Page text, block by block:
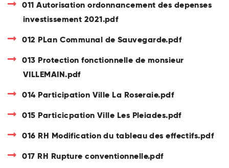
011 Autorisation ordonnancement des depenses
investissement 2021.pdf
012 PLan Communal de Sauvegarde.pdf
013 Protection fonctionnelle de monsieur
VILLEMAIN.pdf
014 Participation Ville La Roseraie.pdf
015 Particicpation Ville Les Pleiades.pdf
016 RH Modification du tableau des effectifs.pdf
017 RH Rupture conventionnelle.pdf